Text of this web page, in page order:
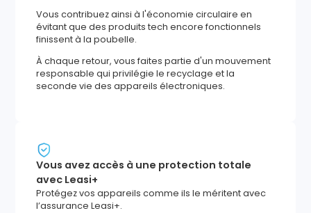
Vous contribuez ainsi à l'économie circulaire en
évitant que des produits tech encore fonctionnels
finissent à la poubelle.
À chaque retour, vous faites partie d'un mouvement
responsable qui privilégie le recyclage et la
seconde vie des appareils électroniques.
Vous avez accès à une protection totale
avec Leasi+
Protégez vos appareils comme ils le méritent avec
l’assurance Leasi+.